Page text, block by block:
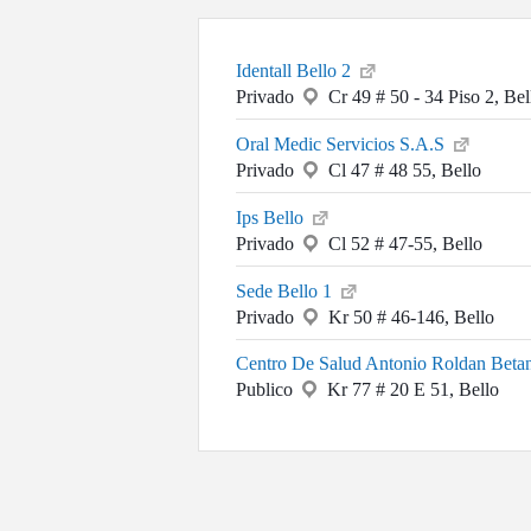
Identall Bello 2
Privado Cr 49 # 50 - 34 Piso 2,
Oral Medic Servicios S.A.S
Privado Cl 47 # 48 55, Bello
Ips Bello
Privado Cl 52 # 47-55, Bello
Sede Bello 1
Privado Kr 50 # 46-146, Bello
Centro De Salud Antonio Roldan
Publico Kr 77 # 20 E 51, Bello